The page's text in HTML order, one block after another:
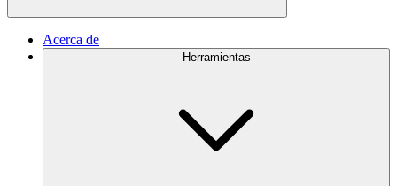
Acerca de
Herramientas